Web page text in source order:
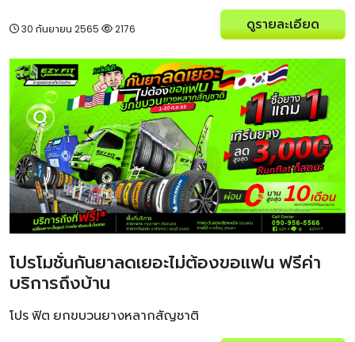
30 กันยายน 2565 2176 ดูรายละเอียด
โปรโมชั่นกันยาลดเยอะไม่ต้องขอแฟน ฟรีค่า
บริการถึงบ้าน
โปร ฟิต ยกขบวนยางหลากสัญชาติ